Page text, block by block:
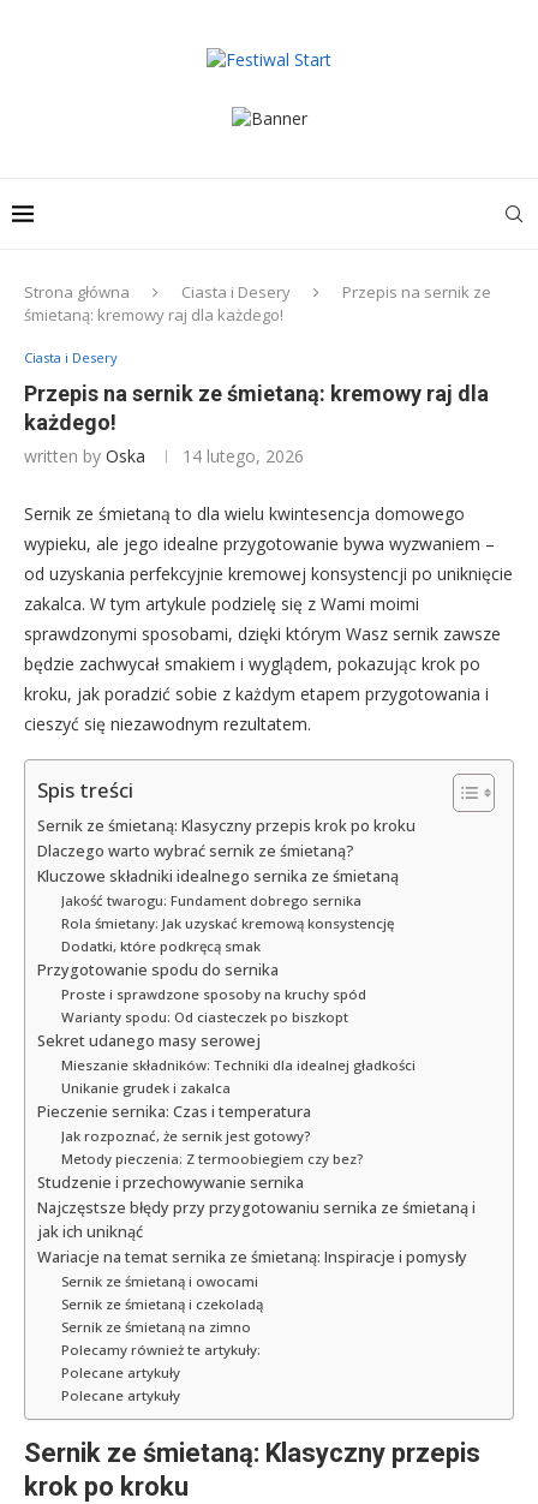
Strona główna Ciasta i Desery
Przepis na sernik ze
śmietaną: kremowy raj dla każdego!
Ciasta i Desery
Przepis na sernik ze śmietaną: kremowy raj dla
każdego!
written by Oska 14 lutego, 2026
Sernik ze śmietaną to dla wielu kwintesencja domowego
wypieku, ale jego idealne przygotowanie bywa wyzwaniem –
od uzyskania perfekcyjnie kremowej konsystencji po uniknięcie
zakalca. W tym artykule podzielę się z Wami moimi
sprawdzonymi sposobami, dzięki którym Wasz sernik zawsze
będzie zachwycał smakiem i wyglądem, pokazując krok po
kroku, jak poradzić sobie z każdym etapem przygotowania i
cieszyć się niezawodnym rezultatem.
Spis treści
Sernik ze śmietaną: Klasyczny przepis krok po kroku
Dlaczego warto wybrać sernik ze śmietaną?
Kluczowe składniki idealnego sernika ze śmietaną
Jakość twarogu: Fundament dobrego sernika
Rola śmietany: Jak uzyskać kremową konsystencję
Dodatki, które podkręcą smak
Przygotowanie spodu do sernika
Proste i sprawdzone sposoby na kruchy spód
Warianty spodu: Od ciasteczek po biszkopt
Sekret udanego masy serowej
Mieszanie składników: Techniki dla idealnej gładkości
Unikanie grudek i zakalca
Pieczenie sernika: Czas i temperatura
Jak rozpoznać, że sernik jest gotowy?
Metody pieczenia: Z termoobiegiem czy bez?
Studzenie i przechowywanie sernika
Najczęstsze błędy przy przygotowaniu sernika ze śmietaną i
jak ich uniknąć
Wariacje na temat sernika ze śmietaną: Inspiracje i pomysły
Sernik ze śmietaną i owocami
Sernik ze śmietaną i czekoladą
Sernik ze śmietaną na zimno
Polecamy również te artykuły:
Polecane artykuły
Polecane artykuły
Sernik ze śmietaną: Klasyczny przepis
krok po kroku